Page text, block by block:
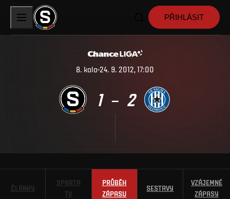
PŘIHLÁSIT
8. kolo 24. 9. 2012, 17:00
1 – 2
ČLÁNKY
SPARTA
TV
PRŮBĚH
ZÁPASU
SESTAVY
VZÁJEMNÉ
ZÁPASY